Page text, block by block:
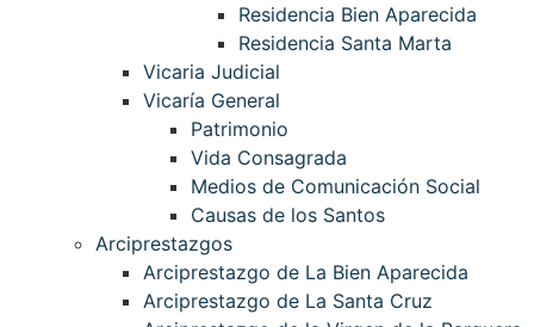
Residencia Bien Aparecida
Residencia Santa Marta
Vicaria Judicial
Vicaría General
Patrimonio
Vida Consagrada
Medios de Comunicación Social
Causas de los Santos
Arciprestazgos
Arciprestazgo de La Bien Aparecida
Arciprestazgo de La Santa Cruz